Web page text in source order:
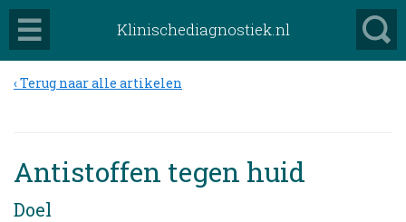
Klinischediagnostiek.nl
Terug naar alle artikelen
Antistoffen tegen huid
Doel